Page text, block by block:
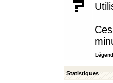
Statistiques